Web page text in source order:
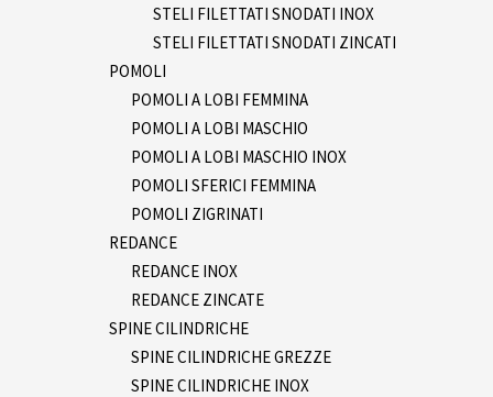
STELI FILETTATI SNODATI INOX
STELI FILETTATI SNODATI ZINCATI
POMOLI
POMOLI A LOBI FEMMINA
POMOLI A LOBI MASCHIO
POMOLI A LOBI MASCHIO INOX
POMOLI SFERICI FEMMINA
POMOLI ZIGRINATI
REDANCE
REDANCE INOX
REDANCE ZINCATE
SPINE CILINDRICHE
SPINE CILINDRICHE GREZZE
SPINE CILINDRICHE INOX